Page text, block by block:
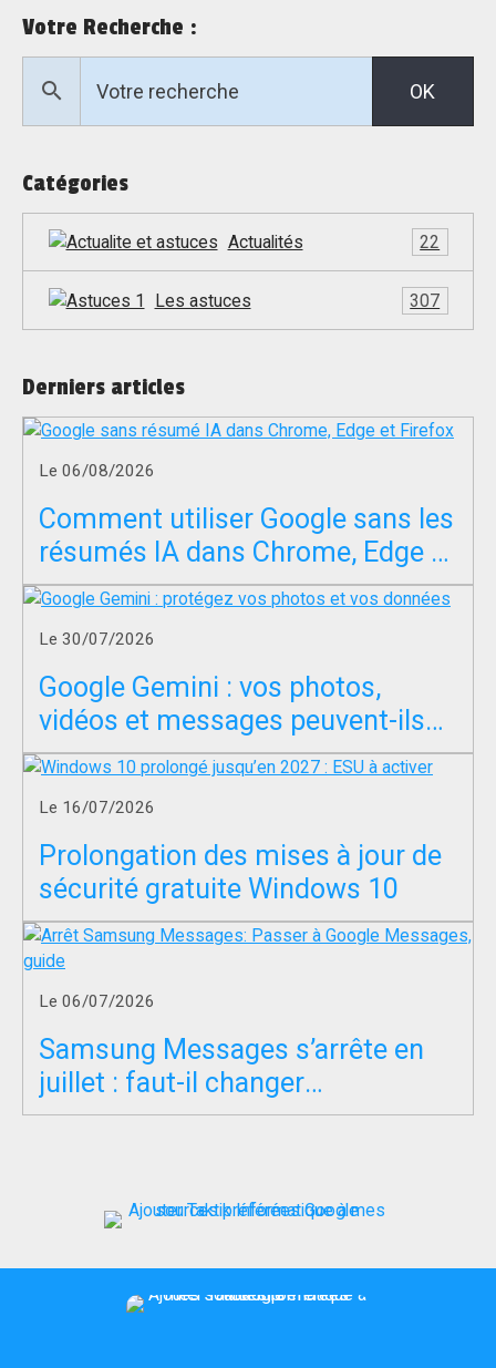
Votre Recherche :
OK
Catégories
Actualités 22
Les astuces 307
Derniers articles
Le 06/08/2026
Comment utiliser Google sans les
résumés IA dans Chrome, Edge et
Firefox ?
Le 30/07/2026
Google Gemini : vos photos,
vidéos et messages peuvent-ils
servir à entraîner l’IA ?
Le 16/07/2026
Prolongation des mises à jour de
sécurité gratuite Windows 10
Le 06/07/2026
Samsung Messages s’arrête en
juillet : faut-il changer
d’application SMS ?